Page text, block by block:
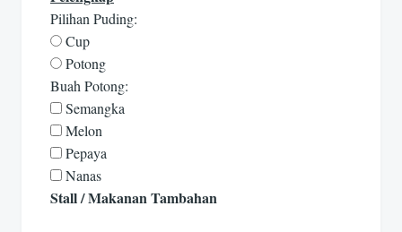
Pilihan Puding:
Cup
Potong
Buah Potong:
Semangka
Melon
Pepaya
Nanas
Stall / Makanan Tambahan